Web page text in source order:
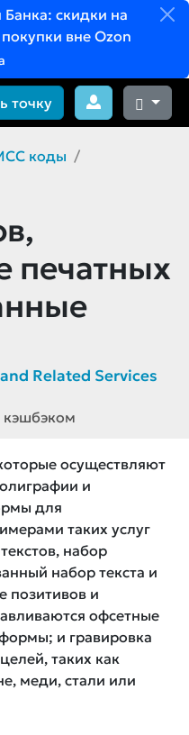
скидки на
вне Ozon
точку
коды
печатных
Related Services
кэшбэком
осуществляют
и
для
таких услуг
набор
набор текста и
позитивов и
офсетные
и гравировка
таких как
меди, стали или